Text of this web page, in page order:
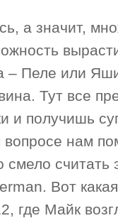
а значит,
– Пеле или
Тут все
и получишь
нам
смело считать
Вот
где Майк